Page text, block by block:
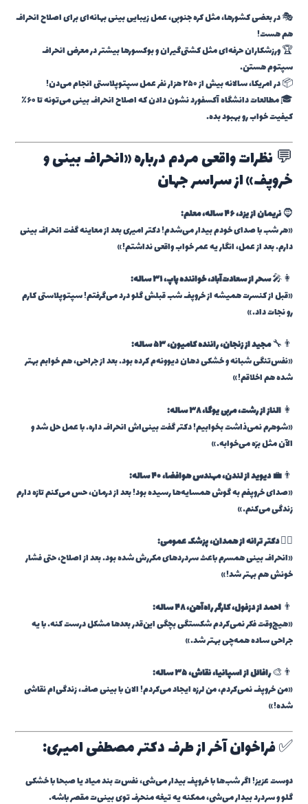
🎭 در بعضی کشورها، مثل کره جنوبی، عمل زیبایی بینی بهانه‌ای برای اصلاح انحراف
هم هست!
🏆 ورزشکاران حرفه‌ای مثل کشتی‌گیران و بوکسورها بیشتر در معرض انحراف
سپتوم هستن.
📦 در امریکا، سالانه بیش از ۲۵۰ هزار نفر عمل سپتوپلاستی انجام می‌دن!
🎓 مطالعات دانشگاه آکسفورد نشون دادن که اصلاح انحراف بینی می‌تونه تا ۶۰٪
کیفیت خواب رو بهبود بده.
💬 نظرات واقعی مردم درباره «انحراف بینی و
خروپف» از سراسر جهان
🧔نریمان از یزد، ۴۶ ساله، معلم:
«هر شب با صدای خودم بیدار می‌شدم! دکتر امیری بعد از معاینه گفت انحراف بینی
دارم. بعد از عمل، انگار یه عمر خواب واقعی نداشتم!»
👩‍🎤سحر از سعادت‌آباد، خواننده پاپ، ۳۱ ساله:
«قبل از کنسرت همیشه از خروپف شب قبلش گلو درد می‌گرفتم! سپتوپلاستی کارم
رو نجات داد.»
👨‍🔧مجید از زنجان، راننده کامیون، ۵۳ ساله:
«نفس‌تنگی شبانه و خشکی دهان دیوونه‌م کرده بود. بعد از جراحی، هم خوابم بهتر
شده هم اخلاقم!»
👩الناز از رشت، مربی یوگا، ۳۸ ساله:
«شوهرم نمی‌ذاشت بخوابیم! دکتر گفت بینی‌اش انحراف داره. با عمل حل شد و
الآن مثل برّه می‌خوابه.»
👨‍💼دیوید از لندن، مهندس هوافضا، ۴۰ ساله:
«صدای خروپفم به گوش همسایه‌ها رسیده بود! بعد از درمان، حس می‌کنم تازه دارم
زندگی می‌کنم.»
👩‍⚕️دکتر ترانه از همدان، پزشک عمومی:
«انحراف بینی همسرم باعث سردردهای مکررش شده بود. بعد از اصلاح، حتی فشار
خونش هم بهتر شد!»
👨احمد از دزفول، کارگر راه‌آهن، ۴۸ ساله:
«هیچ‌وقت فکر نمی‌کردم شکستگی بچگی این‌قدر بعدها مشکل درست کنه. با یه
جراحی ساده همه‌چی بهتر شد.»
👨‍🎨رافائل از اسپانیا، نقاش، ۳۵ ساله:
«من خروپف نمی‌کردم، من لرزه ایجاد می‌کردم! الان با بینی صاف، زندگی‌ام نقاشی
شده!»
✅ فراخوان آخر از طرف دکتر مصطفی امیری:
دوست عزیز! اگر شب‌ها با خروپف بیدار می‌شی، نفس‌ت بند میاد یا صبحا با خشکی
گلو و سردرد بیدار می‌شی، ممکنه یه تیغه منحرف توی بینی‌ت مقصر باشه.